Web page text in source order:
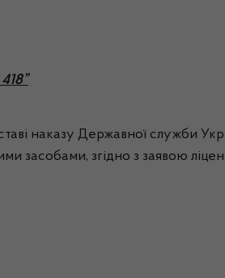
наказу Державної служби
засобами, згідно з заявою